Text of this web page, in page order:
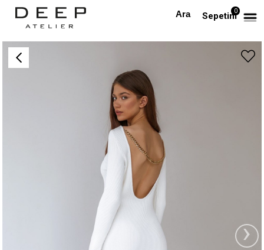
Sepetim0
Anasayfa TÜM ELBİSELER Sırtı Zincir Detaylı Tasarım Beyaz Triko Elbise
›